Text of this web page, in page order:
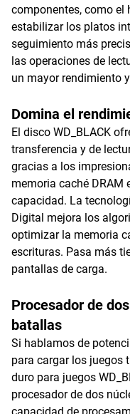
componentes, como el
estabilizar los platos
seguimiento más
las operaciones de
un mayor rendimiento
Domina el
El disco WD_BLACK
transferencia y de
gracias a los
memoria caché DRAM
capacidad. La
Digital mejora los
optimizar la memoria
escrituras. Pasa más
pantallas de carga.
Procesador de
batallas
Si hablamos de
para cargar los juegos
duro para juegos
procesador de dos